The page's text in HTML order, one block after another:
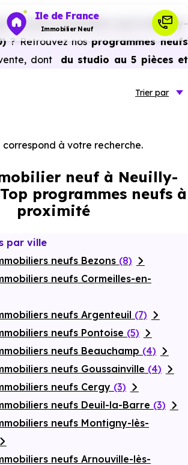
Ile de France
Immobilier Neuf
d’achat immobilier neuf à Neuilly-
? Retrouvez nos programmes neufs
dont
du studio au 5 pièces et
du neuf :PTZ, TVA réduite
garanties constructeur, etc.
Trier par
à votre recherche.
neuf à Neuilly-
programmes neufs à
proximité
par ville
neufs Bezons (8)
neufs Cormeilles-en-
neufs Argenteuil (7)
neufs Pontoise (5)
neufs Beauchamp (4)
neufs Goussainville (4)
neufs Cergy (3)
neufs Deuil-la-Barre (3)
neufs Montigny-lès-
neufs Arnouville-lès-